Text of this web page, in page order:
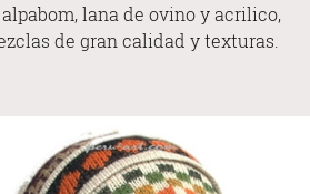
lana de ovino y acrilico,
de gran calidad y texturas.